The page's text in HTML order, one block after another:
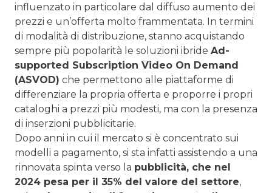
influenzato in particolare dal diffuso aumento dei
prezzi e un’offerta molto frammentata. In termini
di modalità di distribuzione, stanno acquistando
sempre più popolarità le soluzioni ibride Ad-
supported Subscription Video On Demand
(ASVOD) che permettono alle piattaforme di
differenziare la propria offerta e proporre i propri
cataloghi a prezzi più modesti, ma con la presenza
di inserzioni pubblicitarie.
Dopo anni in cui il mercato si è concentrato sui
modelli a pagamento, si sta infatti assistendo a una
rinnovata spinta verso la pubblicità, che nel
2024 pesa per il 35% del valore del settore,